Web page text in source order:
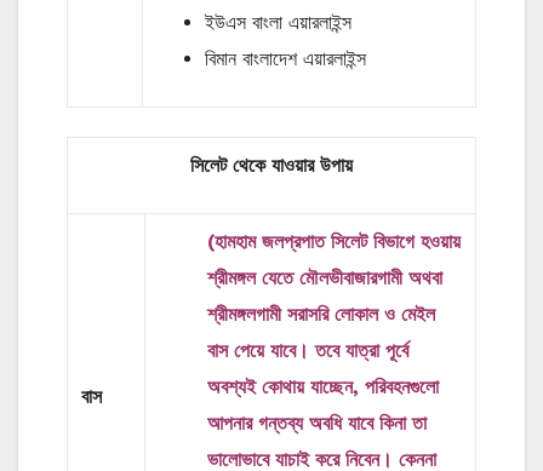
ইউএস বাংলা এয়ারলাইন্স
বিমান বাংলাদেশ এয়ারলাইন্স
সিলেট থেকে যাওয়ার উপায়
বাস
(হামহাম জলপ্রপাত সিলেট বিভাগে হওয়ায়
শ্রীমঙ্গল যেতে মৌলভীবাজারগামী অথবা
শ্রীমঙ্গলগামী সরাসরি লোকাল ও মেইল
বাস পেয়ে যাবে। তবে যাত্রা পূর্বে
অবশ্যই কোথায় যাচ্ছেন, পরিবহনগুলো
আপনার গন্তব্য অবধি যাবে কিনা তা
ভালোভাবে যাচাই করে নিবেন। কেননা